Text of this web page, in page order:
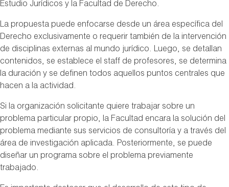
Estudio Jurídicos y la Facultad de Derecho.
La propuesta puede enfocarse desde un área específica del
Derecho exclusivamente o requerir también de la intervención
de disciplinas externas al mundo jurídico. Luego, se detallan
contenidos, se establece el staff de profesores, se determina
la duración y se definen todos aquellos puntos centrales que
hacen a la actividad.
Si la organización solicitante quiere trabajar sobre un
problema particular propio, la Facultad encara la solución del
problema mediante sus servicios de consultoría y a través del
área de investigación aplicada. Posteriormente, se puede
diseñar un programa sobre el problema previamente
trabajado.